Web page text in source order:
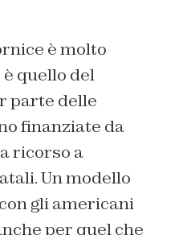
è molto
quello del
parte delle
finanziate da
ricorso a
Un modello
gli americani
per quel che